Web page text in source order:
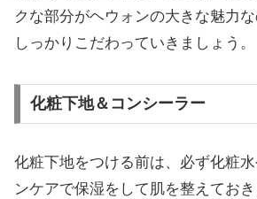
クな部分がヘウォンの大きな魅力
しっかりこだわっていきましょう。
化粧下地＆コンシーラー
化粧下地をつける前は、必ず化粧
ンケアで保湿をして肌を整えておき